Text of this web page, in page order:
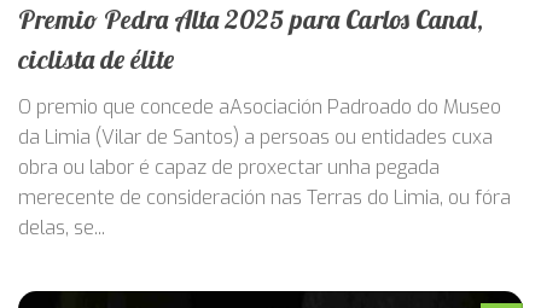
Premio Pedra Alta 2025 para Carlos Canal,
ciclista de élite
O premio que concede aAsociación Padroado do Museo
da Limia (Vilar de Santos) a persoas ou entidades cuxa
obra ou labor é capaz de proxectar unha pegada
merecente de consideración nas Terras do Limia, ou fóra
delas, se...